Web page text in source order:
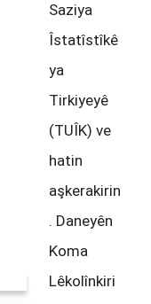
Saziya
Îstatîstîkê
ya
Tirkiyeyê
(TUÎK) ve
hatin
aşkerakirin
. Daneyên
Koma
Lêkolînkiri